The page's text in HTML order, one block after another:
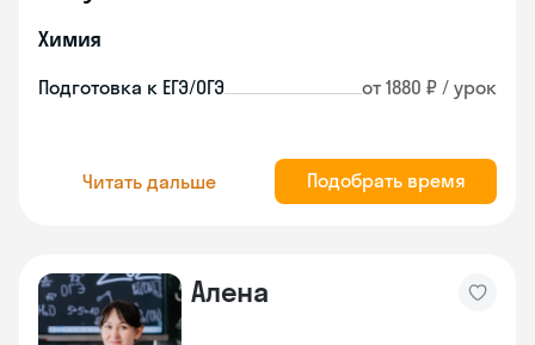
Химия
Подготовка к ЕГЭ/ОГЭ от 1880 ₽ / урок
Читать дальше Подобрать время
Алена